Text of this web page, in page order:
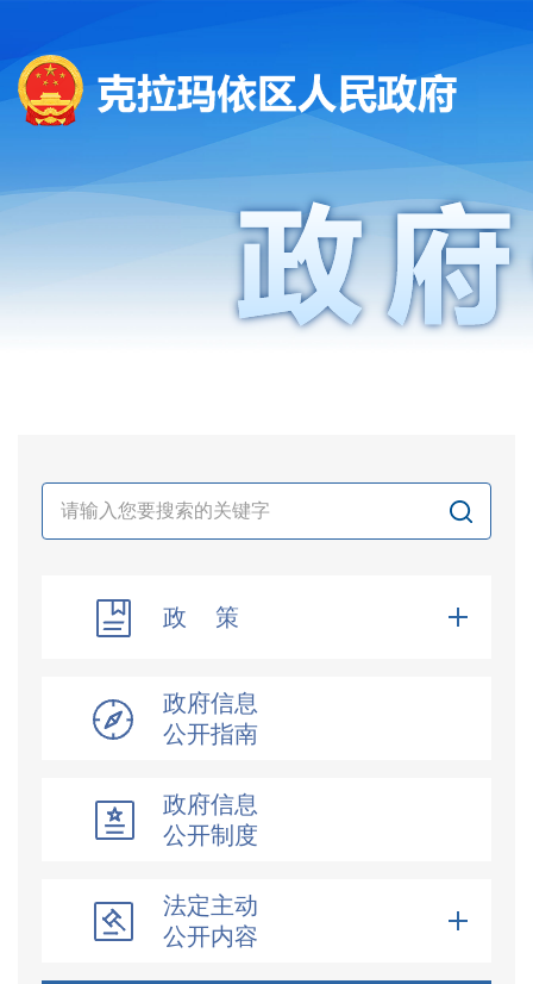
政 策
政府信息
公开指南
政府信息
公开制度
法定主动
公开内容